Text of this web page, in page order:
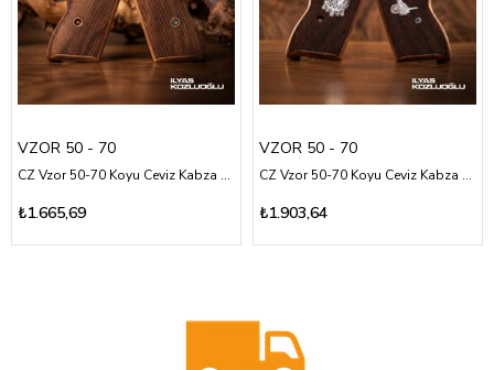
VZOR 50 - 70
CZ Vzor 50-70 Koyu Ceviz Kabza Tam Yüzey Baklava Desenli Logosuz
₺1.665,69
VZOR 50 - 70
CZ Vzor 50-70 Koyu Ceviz Kabza Tam Yüzey Desen Üzeri Gümüş Renk Tuğralı
₺1.903,64